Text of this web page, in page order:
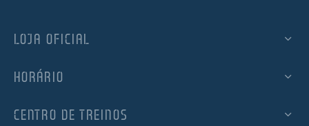
LOJA OFICIAL
HORÁRIO
CENTRO DE TREINOS